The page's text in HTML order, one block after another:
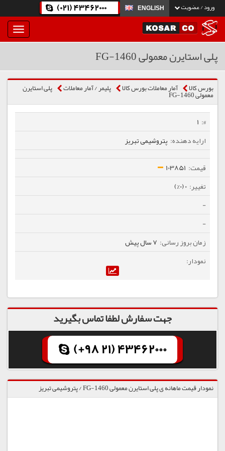
ورود / عضویت ENGLISH
(021) 43462000
بار
و
پلی استایرن معمولی 1460-FG
بورس کالا آمار معاملات بورس کالا پلیمر / آمار معاملات پلی استایرن
معمولی 1460-FG
1
پتروشیمی تبریز
103851
0 (0%)
-
-
7 سال پیش
جهت سفارش لطفا تماس بگیرید
(+98 21) 43462000
نمودار قیمت ماهانه ی پلی استایرن معمولی 1460-FG / پتروشیمی تبریز